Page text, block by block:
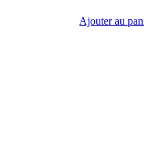
Ajouter au